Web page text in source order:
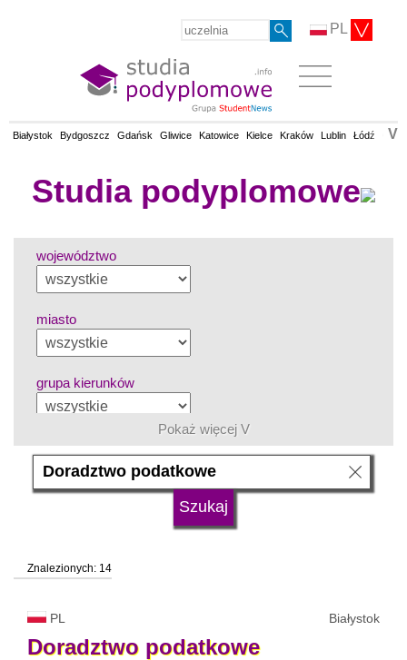
PL
Białystok Bydgoszcz Gdańsk Gliwice Katowice Kielce Kraków Lublin Łódź V
Studia podyplomowe
województwo
miasto
grupa kierunków
język
status uczelni
Pokaż więcej V
Znalezionych: 14
PL Białystok
Doradztwo podatkowe